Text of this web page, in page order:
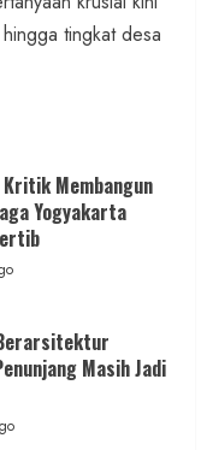
tingkat desa
Kritik Membangun
Yogyakarta
Masih Jadi